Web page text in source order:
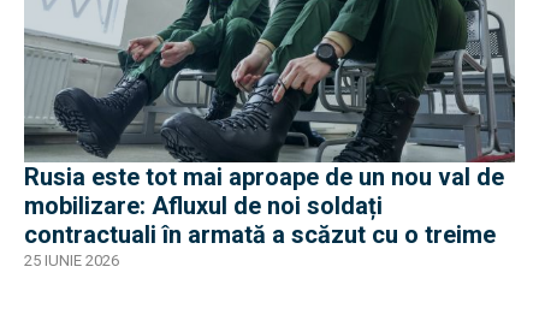
Rusia este tot mai aproape de un nou val de
mobilizare: Afluxul de noi soldați
contractuali în armată a scăzut cu o treime
25 IUNIE 2026